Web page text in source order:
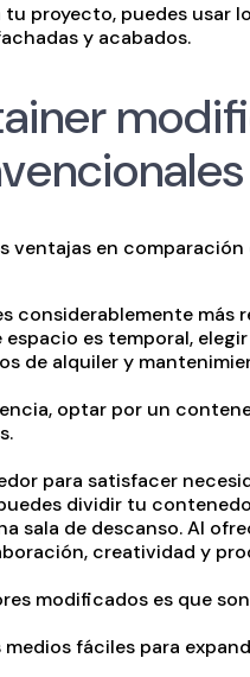
tu proyecto, puedes
y acabados.
ventajas en
considerablemente más
es temporal,
de alquiler y
optar por un
para satisfacer
dividir tu
sala de descanso. Al
creatividad y
modificados es que
fáciles para